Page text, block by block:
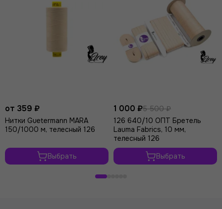
от 359 ₽
Нитки Guetermann MARA
150/1000 м, телесный 126
Выбрать
1 000 ₽5 500 ₽
126 640/10 ОПТ Бретель
Lauma Fabrics, 10 мм,
телесный 126
Выбрать